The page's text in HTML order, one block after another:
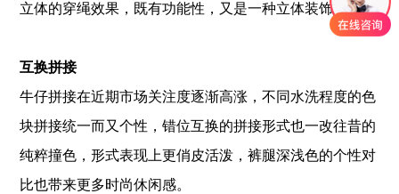
立体的穿绳效果，既有功能性，又是一种立体装饰。
互换拼接
牛仔拼接在近期市场关注度逐渐高涨，不同水洗程度的色
块拼接统一而又个性，错位互换的拼接形式也一改往昔的
纯粹撞色，形式表现上更俏皮活泼，裤腿深浅色的个性对
比也带来更多时尚休闲感。